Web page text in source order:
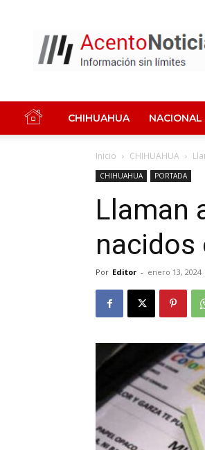
Noticias
CHIHUAHUA NACIONAL
Inicio CHIHUAHUA
CHIHUAHUA PORTADA
Llaman
nacidos
Por Editor - enero 13, 2024